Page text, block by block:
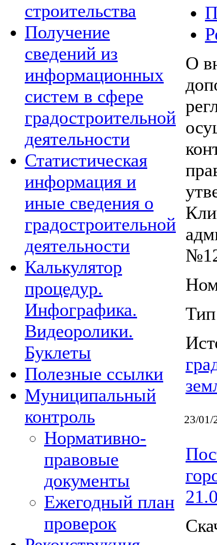
строительства
Получение
сведений из
информационных
систем в сфере
градостроительной
деятельности
Статистическая
информация и
иные сведения о
градостроительной
деятельности
Калькулятор
процедур.
Инфографика.
Видеоролики.
Буклеты
Полезные ссылки
Муниципальный
контроль
Нормативно-
правовые
документы
Ежегодный план
проверок
О
23/01/